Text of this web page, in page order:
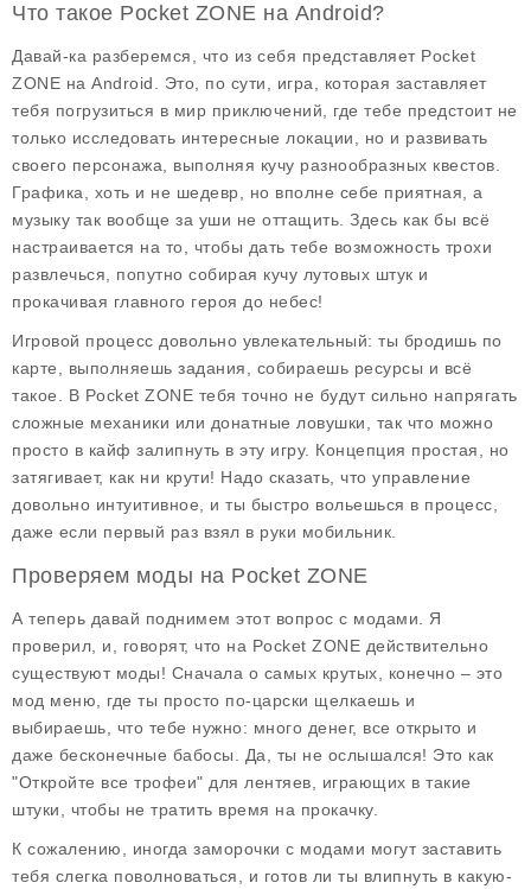
Что такое Pocket ZONE на Android?
Давай-ка разберемся, что из себя представляет Pocket
ZONE на Android. Это, по сути, игра, которая заставляет
тебя погрузиться в мир приключений, где тебе предстоит не
только исследовать интересные локации, но и развивать
своего персонажа, выполняя кучу разнообразных квестов.
Графика, хоть и не шедевр, но вполне себе приятная, а
музыку так вообще за уши не оттащить. Здесь как бы всё
настраивается на то, чтобы дать тебе возможность трохи
развлечься, попутно собирая кучу лутовых штук и
прокачивая главного героя до небес!
Игровой процесс довольно увлекательный: ты бродишь по
карте, выполняешь задания, собираешь ресурсы и всё
такое. В Pocket ZONE тебя точно не будут сильно напрягать
сложные механики или донатные ловушки, так что можно
просто в кайф залипнуть в эту игру. Концепция простая, но
затягивает, как ни крути! Надо сказать, что управление
довольно интуитивное, и ты быстро вольешься в процесс,
даже если первый раз взял в руки мобильник.
Проверяем моды на Pocket ZONE
А теперь давай поднимем этот вопрос с модами. Я
проверил, и, говорят, что на Pocket ZONE действительно
существуют моды! Сначала о самых крутых, конечно – это
мод меню, где ты просто по-царски щелкаешь и
выбираешь, что тебе нужно: много денег, все открыто и
даже бесконечные бабосы. Да, ты не ослышался! Это как
"Откройте все трофеи" для лентяев, играющих в такие
штуки, чтобы не тратить время на прокачку.
К сожалению, иногда заморочки с модами могут заставить
тебя слегка поволноваться, и готов ли ты влипнуть в какую-